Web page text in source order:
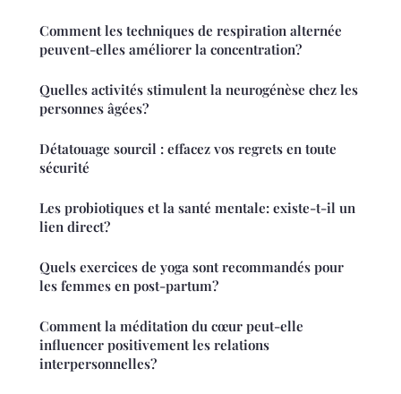
Comment les techniques de respiration alternée
peuvent-elles améliorer la concentration?
Quelles activités stimulent la neurogénèse chez les
personnes âgées?
Détatouage sourcil : effacez vos regrets en toute
sécurité
Les probiotiques et la santé mentale: existe-t-il un
lien direct?
Quels exercices de yoga sont recommandés pour
les femmes en post-partum?
Comment la méditation du cœur peut-elle
influencer positivement les relations
interpersonnelles?